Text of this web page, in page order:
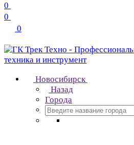
0
0
0
Новосибирск
Назад
Города